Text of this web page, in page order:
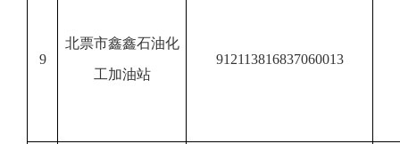
9
北票市鑫鑫石油化
工加油站
912113816837060013